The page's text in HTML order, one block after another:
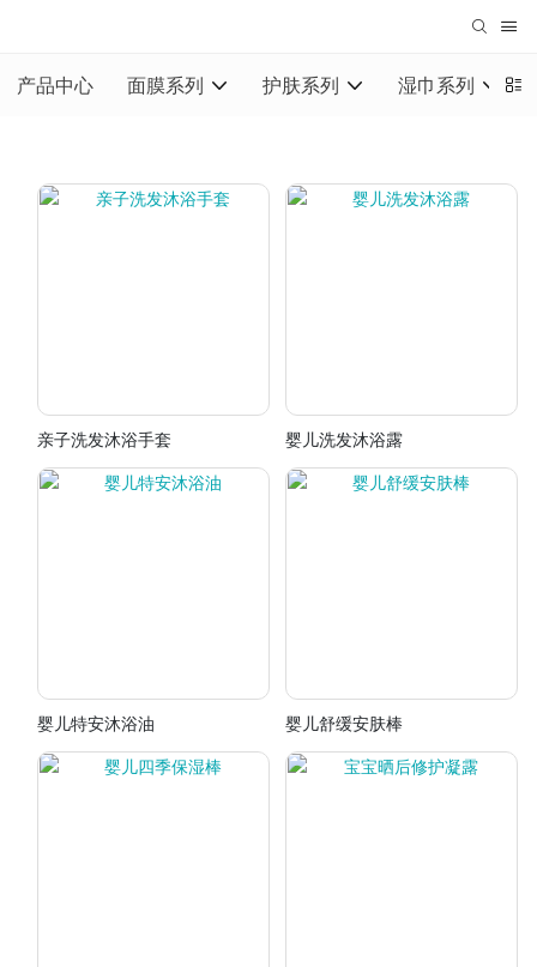
产品中心 面膜系列 护肤系列 湿巾系列
亲子洗发沐浴手套 婴儿洗发沐浴露
婴儿特安沐浴油 婴儿舒缓安肤棒